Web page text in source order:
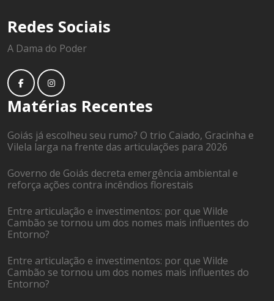
Redes Sociais
A Dama do Poder
Matérias Recentes
Goiás já escolheu seu rumo? O trio Caiado, Gracinha e
Vilela larga na frente das articulações para 2026
Governo de Goiás decreta emergência ambiental e
reforça ações contra incêndios florestais
Entre articulação e investimentos: por que Wilde
Cambão se tornou um dos nomes mais influentes do
Entorno?
Entre articulação e investimentos: por que Wilde
Cambão se tornou um dos nomes mais influentes do
Entorno?